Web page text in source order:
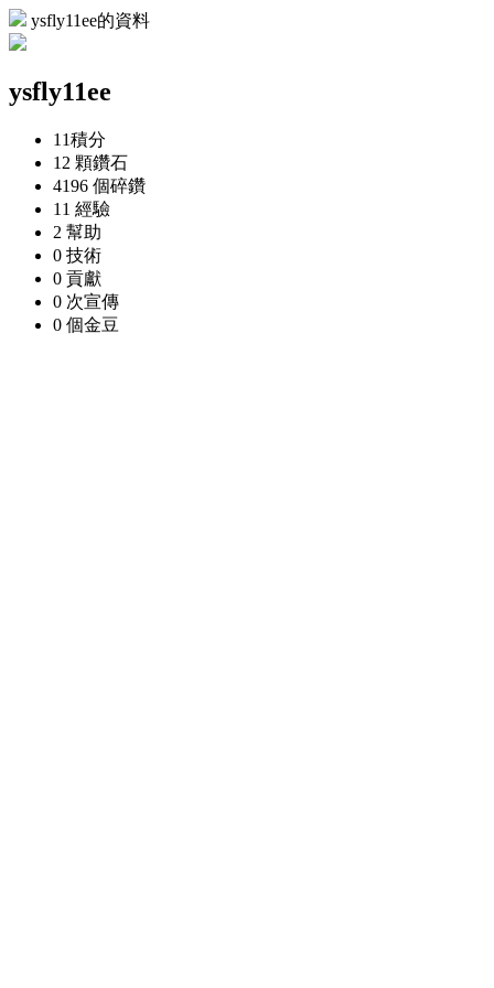
ysfly11ee的資料
ysfly11ee
11積分
12 顆鑽石
4196 個碎鑽
11 經驗
2 幫助
0 技術
0 貢獻
0 次宣傳
0 個金豆